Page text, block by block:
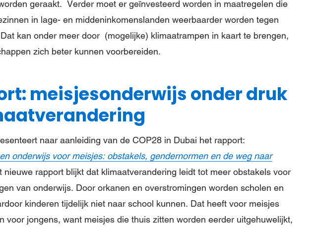
geraakt. Verder moet er geïnvesteerd worden in maatregelen die
in lage- en middeninkomenslanden weerbaarder worden tegen
kan onder meer door (mogelijke) klimaatrampen in kaart te brengen,
zich beter kunnen voorbereiden.
meisjesonderwijs onder druk
naar aanleiding van de COP28 in Dubai het rapport:
onderwijs voor meisjes: obstakels, gendernormen en de weg naar
nieuwe rapport blijkt dat klimaatverandering leidt tot meer obstakels voor
van onderwijs. Door orkanen en overstromingen worden scholen en
kinderen tijdelijk niet naar school kunnen. Dat heeft voor meisjes
voor jongens, want meisjes die thuis zitten worden eerder uitgehuwelijkt,